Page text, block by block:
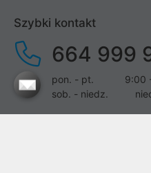
Szybki kontakt
664 999
pon. - pt.
9:00
sob. - niedz.